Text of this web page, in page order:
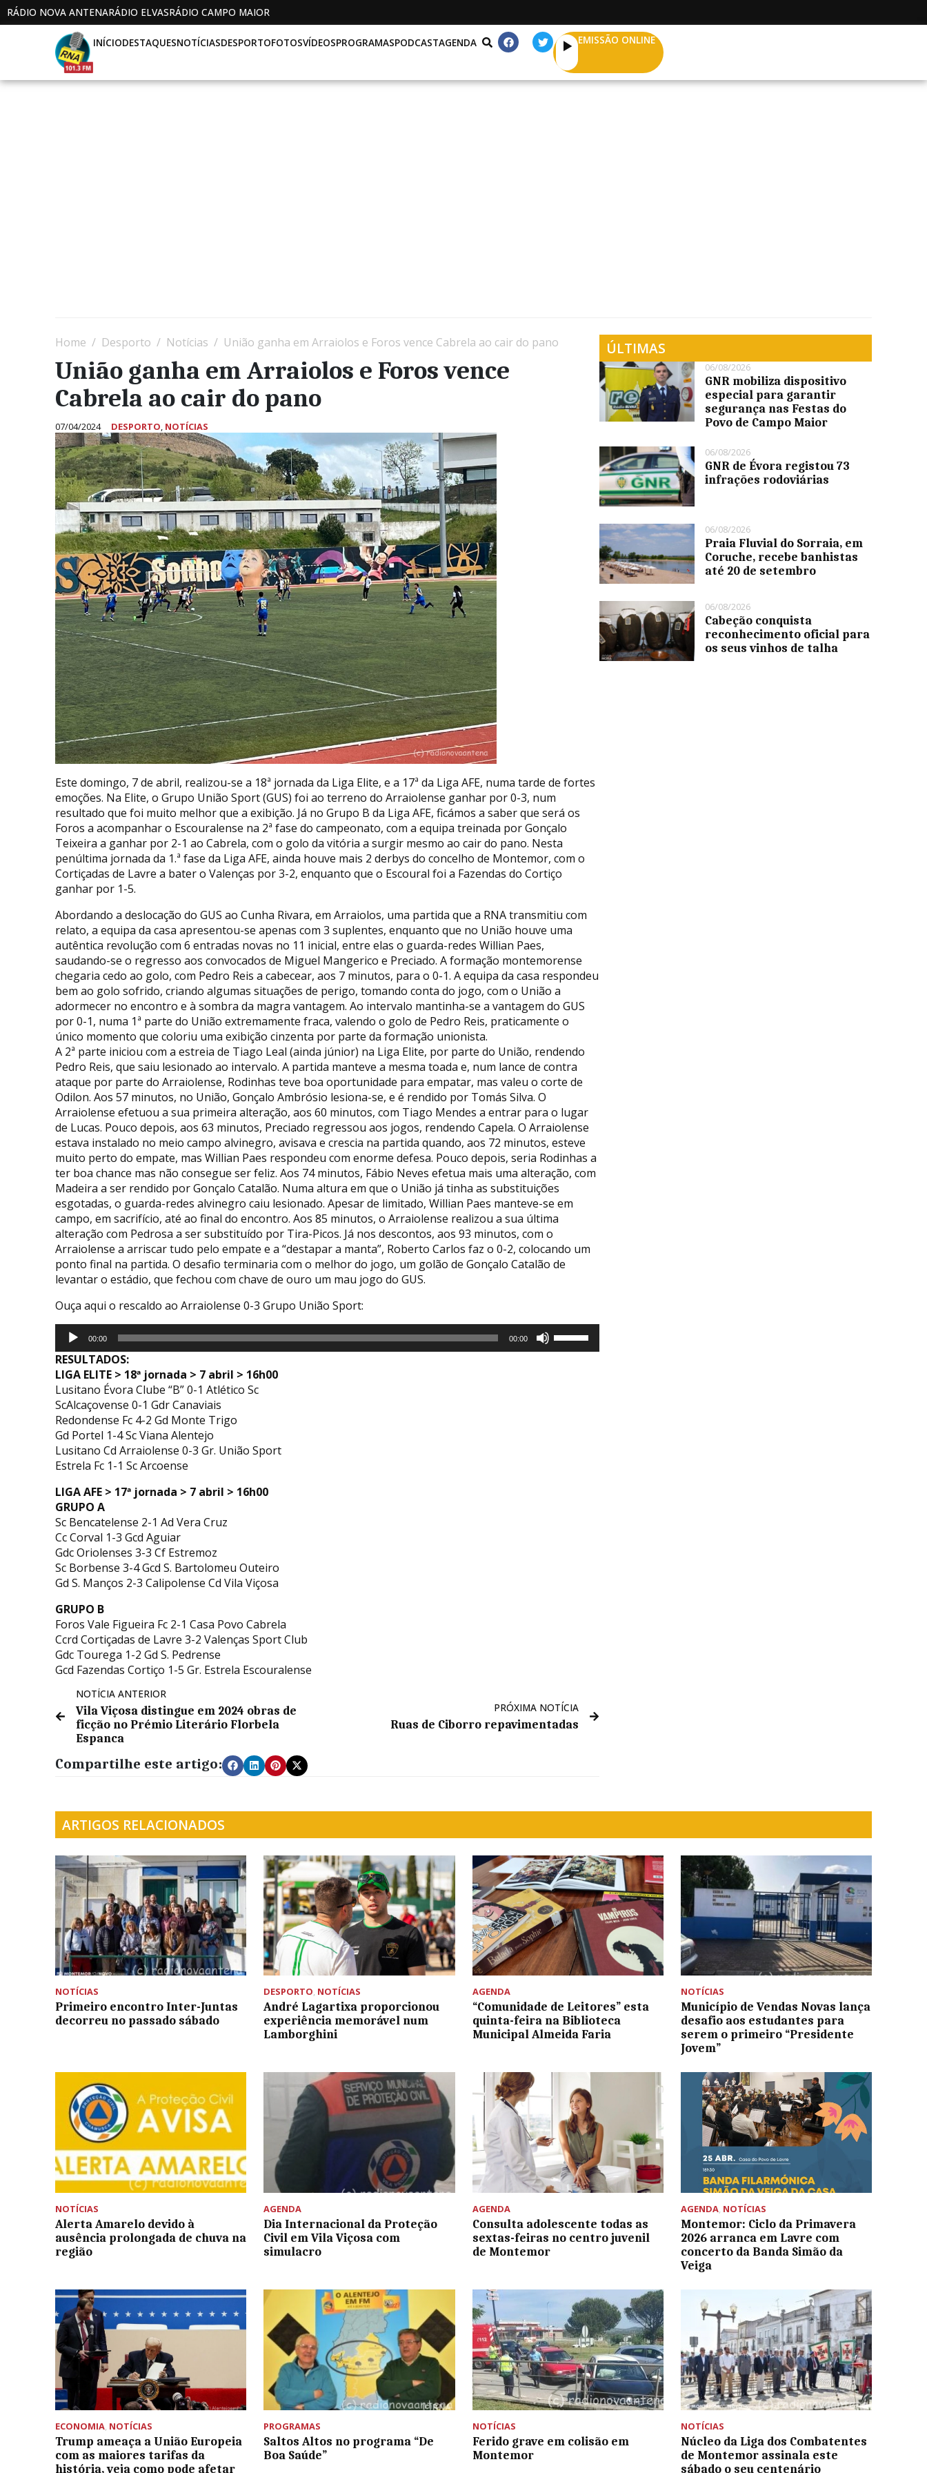
RÁDIO NOVA ANTENARÁDIO ELVASRÁDIO CAMPO MAIOR
INÍCIODESTAQUESNOTÍCIASDESPORTOFOTOSVÍDEOSPROGRAMASPODCASTAGENDA EMISSÃO ONLINE
Home Desporto Notícias União ganha em Arraiolos e Foros vence Cabrela ao cair do pano
União ganha em Arraiolos e Foros vence
Cabrela ao cair do pano
07/04/2024 DESPORTO, NOTÍCIAS
Este domingo, 7 de abril, realizou-se a 18ª jornada da Liga Elite, e a 17ª da Liga AFE, numa tarde de fortes
emoções. Na Elite, o Grupo União Sport (GUS) foi ao terreno do Arraiolense ganhar por 0-3, num
resultado que foi muito melhor que a exibição. Já no Grupo B da Liga AFE, ficámos a saber que será os
Foros a acompanhar o Escouralense na 2ª fase do campeonato, com a equipa treinada por Gonçalo
Teixeira a ganhar por 2-1 ao Cabrela, com o golo da vitória a surgir mesmo ao cair do pano. Nesta
penúltima jornada da 1.ª fase da Liga AFE, ainda houve mais 2 derbys do concelho de Montemor, com o
Cortiçadas de Lavre a bater o Valenças por 3-2, enquanto que o Escoural foi a Fazendas do Cortiço
ganhar por 1-5.
Abordando a deslocação do GUS ao Cunha Rivara, em Arraiolos, uma partida que a RNA transmitiu com
relato, a equipa da casa apresentou-se apenas com 3 suplentes, enquanto que no União houve uma
autêntica revolução com 6 entradas novas no 11 inicial, entre elas o guarda-redes Willian Paes,
saudando-se o regresso aos convocados de Miguel Mangerico e Preciado. A formação montemorense
chegaria cedo ao golo, com Pedro Reis a cabecear, aos 7 minutos, para o 0-1. A equipa da casa respondeu
bem ao golo sofrido, criando algumas situações de perigo, tomando conta do jogo, com o União a
adormecer no encontro e à sombra da magra vantagem. Ao intervalo mantinha-se a vantagem do GUS
por 0-1, numa 1ª parte do União extremamente fraca, valendo o golo de Pedro Reis, praticamente o
único momento que coloriu uma exibição cinzenta por parte da formação unionista.
A 2ª parte iniciou com a estreia de Tiago Leal (ainda júnior) na Liga Elite, por parte do União, rendendo
Pedro Reis, que saiu lesionado ao intervalo. A partida manteve a mesma toada e, num lance de contra
ataque por parte do Arraiolense, Rodinhas teve boa oportunidade para empatar, mas valeu o corte de
Odilon. Aos 57 minutos, no União, Gonçalo Ambrósio lesiona-se, e é rendido por Tomás Silva. O
Arraiolense efetuou a sua primeira alteração, aos 60 minutos, com Tiago Mendes a entrar para o lugar
de Lucas. Pouco depois, aos 63 minutos, Preciado regressou aos jogos, rendendo Capela. O Arraiolense
estava instalado no meio campo alvinegro, avisava e crescia na partida quando, aos 72 minutos, esteve
muito perto do empate, mas Willian Paes respondeu com enorme defesa. Pouco depois, seria Rodinhas a
ter boa chance mas não consegue ser feliz. Aos 74 minutos, Fábio Neves efetua mais uma alteração, com
Madeira a ser rendido por Gonçalo Catalão. Numa altura em que o União já tinha as substituições
esgotadas, o guarda-redes alvinegro caiu lesionado. Apesar de limitado, Willian Paes manteve-se em
campo, em sacrifício, até ao final do encontro. Aos 85 minutos, o Arraiolense realizou a sua última
alteração com Pedrosa a ser substituído por Tira-Picos. Já nos descontos, aos 93 minutos, com o
Arraiolense a arriscar tudo pelo empate e a “destapar a manta”, Roberto Carlos faz o 0-2, colocando um
ponto final na partida. O desafio terminaria com o melhor do jogo, um golão de Gonçalo Catalão de
levantar o estádio, que fechou com chave de ouro um mau jogo do GUS.
Ouça aqui o rescaldo ao Arraiolense 0-3 Grupo União Sport:
Reprodutor
áudio
00:00 00:00
RESULTADOS:
LIGA ELITE > 18ª jornada > 7 abril > 16h00
Lusitano Évora Clube “B” 0-1 Atlético Sc
ScAlcaçovense 0-1 Gdr Canaviais
Redondense Fc 4-2 Gd Monte Trigo
Gd Portel 1-4 Sc Viana Alentejo
Lusitano Cd Arraiolense 0-3 Gr. União Sport
Estrela Fc 1-1 Sc Arcoense
LIGA AFE > 17ª jornada > 7 abril > 16h00
GRUPO A
Sc Bencatelense 2-1 Ad Vera Cruz
Cc Corval 1-3 Gcd Aguiar
Gdc Oriolenses 3-3 Cf Estremoz
Sc Borbense 3-4 Gcd S. Bartolomeu Outeiro
Gd S. Manços 2-3 Calipolense Cd Vila Viçosa
GRUPO B
Foros Vale Figueira Fc 2-1 Casa Povo Cabrela
Ccrd Cortiçadas de Lavre 3-2 Valenças Sport Club
Gdc Tourega 1-2 Gd S. Pedrense
Gcd Fazendas Cortiço 1-5 Gr. Estrela Escouralense
NOTÍCIA ANTERIOR
Vila Viçosa distingue em 2024 obras de
ficção no Prémio Literário Florbela
Espanca
PRÓXIMA NOTÍCIA
Ruas de Ciborro repavimentadas
Compartilhe este artigo:
ÚLTIMAS
06/08/2026
GNR mobiliza dispositivo
especial para garantir
segurança nas Festas do
Povo de Campo Maior
06/08/2026
GNR de Évora registou 73
infrações rodoviárias
06/08/2026
Praia Fluvial do Sorraia, em
Coruche, recebe banhistas
até 20 de setembro
06/08/2026
Cabeção conquista
reconhecimento oficial para
os seus vinhos de talha
ARTIGOS RELACIONADOS
NOTÍCIAS
Primeiro encontro Inter-Juntas
decorreu no passado sábado
DESPORTO, NOTÍCIAS
André Lagartixa proporcionou
experiência memorável num
Lamborghini
AGENDA
“Comunidade de Leitores” esta
quinta-feira na Biblioteca
Municipal Almeida Faria
NOTÍCIAS
Município de Vendas Novas lança
desafio aos estudantes para
serem o primeiro “Presidente
Jovem”
NOTÍCIAS
Alerta Amarelo devido à
ausência prolongada de chuva na
região
AGENDA
Dia Internacional da Proteção
Civil em Vila Viçosa com
simulacro
AGENDA
Consulta adolescente todas as
sextas-feiras no centro juvenil
de Montemor
AGENDA, NOTÍCIAS
Montemor: Ciclo da Primavera
2026 arranca em Lavre com
concerto da Banda Simão da
Veiga
ECONOMIA, NOTÍCIAS
Trump ameaça a União Europeia
com as maiores tarifas da
história, veja como pode afetar
PROGRAMAS
Saltos Altos no programa “De
Boa Saúde”
NOTÍCIAS
Ferido grave em colisão em
Montemor
NOTÍCIAS
Núcleo da Liga dos Combatentes
de Montemor assinala este
sábado o seu centenário